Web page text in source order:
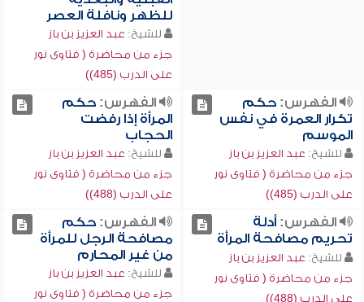
للظهر ونافلة العصر
للشيخ: عبد العزيز بن باز
جزء من محاضرة ( فتاوى نور
على الدرب (485))
الفهرس:حكم
تكرار العمرة في نفس
الموسم
للشيخ: عبد العزيز بن باز
جزء من محاضرة ( فتاوى نور
على الدرب (485))
الفهرس:حكم
المرأة إذا رفضت
الحجاب
للشيخ: عبد العزيز بن باز
جزء من محاضرة ( فتاوى نور
على الدرب (488))
الفهرس:أدلة
تحريم مصافحة المرأة
للشيخ: عبد العزيز بن باز
جزء من محاضرة ( فتاوى نور
على الدرب (488))
الفهرس:حكم
مصافحة الرجل للمرأة
من غير المحارم
للشيخ: عبد العزيز بن باز
جزء من محاضرة ( فتاوى نور